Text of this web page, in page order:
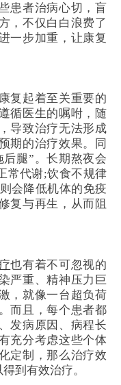
患者治病心切，盲
，不仅白白浪费了
一步加重，让康复
起着至关重要的
循医生的嘱咐，随
导致治疗无法形成
期的治疗效果。同
腿”。长期熬夜会
常代谢;饮食不规律
会降低机体的免疫
复与再生，从而阻
也有着不可忽视的
严重、精神压力巨
，就像一台超负荷
而且，每个患者都
发病原因、病程长
充分考虑这些个体
定制，那么治疗效
到有效治疗。